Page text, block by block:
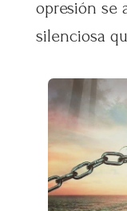
opresión se
silenciosa